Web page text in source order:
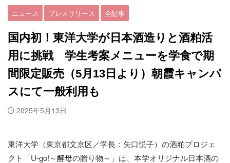
ニュース
プレスリリース 全記事
国内初！東洋大学が日本酒造りと酒粕活
用に挑戦 学生考案メニューを学食で期
間限定販売（5月13日より）朝霞キャンパ
スにて一般利用も
2025年5月13日
東洋大学（東京都文京区／学長：矢口悦子）の酒粕プロジェ
クト「U-go!～酵母の贈り物～」は、本学オリジナル日本酒の